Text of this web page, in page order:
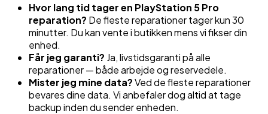
Hvor lang tid tager en PlayStation 5 Pro
reparation? De fleste reparationer tager kun 30
minutter. Du kan vente i butikken mens vi fikser din
enhed.
Får jeg garanti? Ja, livstidsgaranti på alle
reparationer — både arbejde og reservedele.
Mister jeg mine data?Ved de fleste reparationer
bevares dine data. Vi anbefaler dog altid at tage
backup inden du sender enheden.